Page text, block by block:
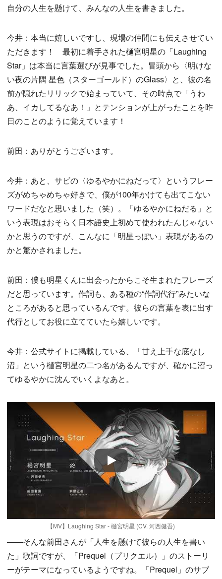
自分の人生を懸けて、みんなの人生を書きました。
今井：本当に嬉しいですし、現場の仲間にも伝えさせてい
ただきます！ 最初に着手された樋宮明星の「Laughing
Star」は本当に言葉選びが見事でした。冒頭から〈明けな
い夜の片隅 星色（スターゴールド）のGlass〉と、彼の名
前が隠れたリリックで始まっていて、その時点で「うわ
あ、イカしてるなあ！」とテンションが上がったことを昨
日のことのように覚えています！
前田：ありがとうございます。
今井：あと、サビの〈ゆるやかにねだって〉というフレー
ズがめちゃめちゃ好きで、僕が100年かけても出てこない
ワードだなと思いました（笑）。「ゆるやかにねだる」と
いう表現はおそらく日本語史上初めて使われたんじゃない
かと思うのですが、こんなに「明星っぽい」表現があるの
かと驚かされました。
前田：僕も明星くんに出会ったからこそ生まれたフレーズ
だと思っています。作詞も、ある種の“作詞代行”みたいな
ところがあると思っているんです。彼らの言葉を表に出す
代行としてお役に立てていたら嬉しいです。
今井：公式サイトに掲載している、「甘え上手な底なし
沼」という樋宮明星の二つ名があるんですが、確かに沼っ
てゆるやかに沈んでいくよなあと。
Play
【MV】Laughing Star - 樋宮明星 (CV. 河西健吾)
——そんな前田さんが「人生を懸けて彼らの人生を書い
た」歌詞ですが、「Prequel（プリクエル）」のストーリ
ーがテーマになっているようですね。「Prequel」のサブ